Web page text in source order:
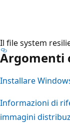
Il file system
Argomenti
Installare
Informazioni di
immagini